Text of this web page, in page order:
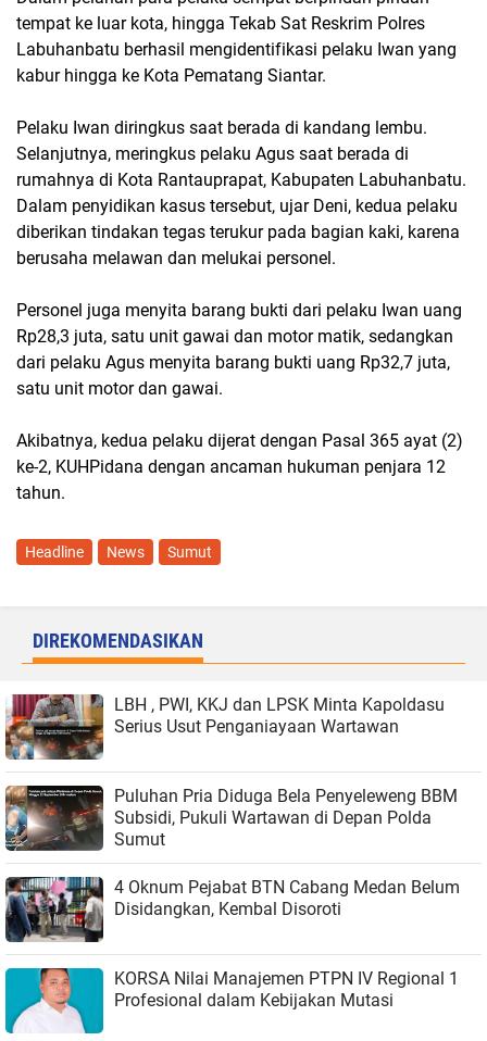
tempat ke luar kota, hingga Tekab Sat Reskrim Polres
Labuhanbatu berhasil mengidentifikasi pelaku Iwan yang
kabur hingga ke Kota Pematang Siantar.
Pelaku Iwan diringkus saat berada di kandang lembu.
Selanjutnya, meringkus pelaku Agus saat berada di
rumahnya di Kota Rantauprapat, Kabupaten Labuhanbatu.
Dalam penyidikan kasus tersebut, ujar Deni, kedua pelaku
diberikan tindakan tegas terukur pada bagian kaki, karena
berusaha melawan dan melukai personel.
Personel juga menyita barang bukti dari pelaku Iwan uang
Rp28,3 juta, satu unit gawai dan motor matik, sedangkan
dari pelaku Agus menyita barang bukti uang Rp32,7 juta,
satu unit motor dan gawai.
Akibatnya, kedua pelaku dijerat dengan Pasal 365 ayat (2)
ke-2, KUHPidana dengan ancaman hukuman penjara 12
tahun.
Headline News Sumut
DIREKOMENDASIKAN
LBH , PWI, KKJ dan LPSK Minta Kapoldasu
Serius Usut Penganiayaan Wartawan
Puluhan Pria Diduga Bela Penyeleweng BBM
Subsidi, Pukuli Wartawan di Depan Polda
Sumut
4 Oknum Pejabat BTN Cabang Medan Belum
Disidangkan, Kembal Disoroti
KORSA Nilai Manajemen PTPN IV Regional 1
Profesional dalam Kebijakan Mutasi